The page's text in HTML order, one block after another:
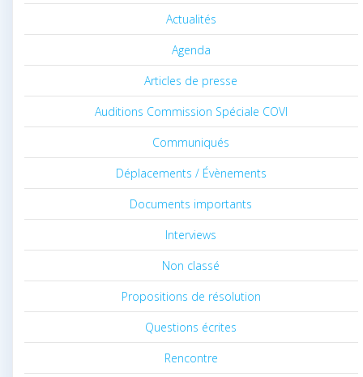
Actualités
Agenda
Articles de presse
Auditions Commission Spéciale COVI
Communiqués
Déplacements / Évènements
Documents importants
Interviews
Non classé
Propositions de résolution
Questions écrites
Rencontre